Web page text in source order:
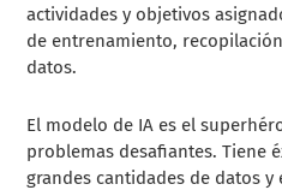
actividades y objetivos
de entrenamiento,
datos.
El modelo de IA es el
problemas desafiantes. Tiene
grandes cantidades de datos